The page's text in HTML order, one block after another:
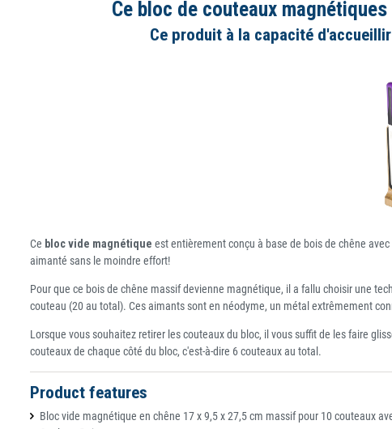
Ce bloc de couteaux
Ce produit à la capacité
Ce bloc vide magnétique est entièrement conçu à base de bois de chêne
aimanté sans le moindre effort!
Pour que ce bois de chêne massif devienne magnétique, il a fallu choisir une
couteau (20 au total). Ces aimants sont en néodyme, un métal extrêmement
Lorsque vous souhaitez retirer les couteaux du bloc, il vous suffit de les faire
couteaux de chaque côté du bloc, c'est-à-dire 6 couteaux au total.
Product features
Bloc vide magnétique en chêne 17 x 9,5 x 27,5 cm massif pour 10 couteaux